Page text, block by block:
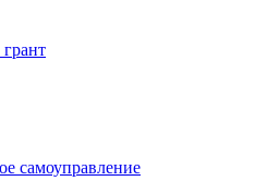
самоуправление